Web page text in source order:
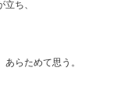
ち、
らためて思う。